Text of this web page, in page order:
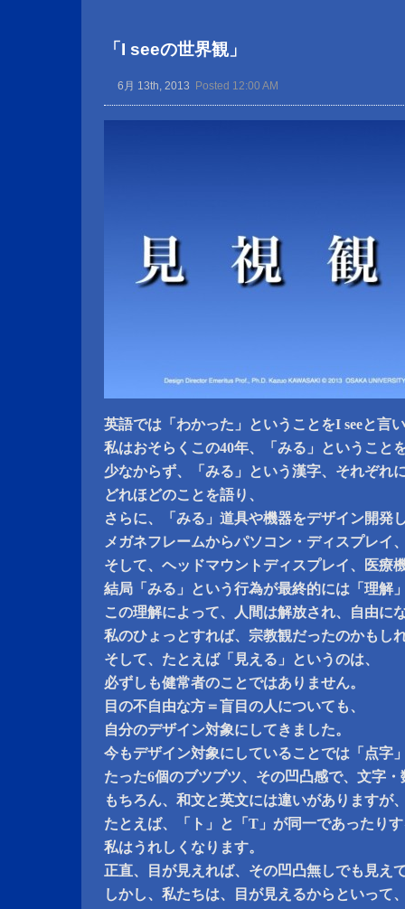
「I seeの世界観」
6月 13th, 2013 Posted 12:00 AM
英語では「わかった」ということをI seeと言
私はおそらくこの40年、「みる」ということ
少なからず、「みる」という漢字、それぞれ
どれほどのことを語り、
さらに、「みる」道具や機器をデザイン開発
メガネフレームからパソコン・ディスプレイ
そして、ヘッドマウントディスプレイ、医療
結局「みる」という行為が最終的には「理解
この理解によって、人間は解放され、自由に
私のひょっとすれば、宗教観だったのかもし
そして、たとえば「見える」というのは、
必ずしも健常者のことではありません。
目の不自由な方＝盲目の人についても、
自分のデザイン対象にしてきました。
今もデザイン対象にしていることでは「点字
たった6個のブツブツ、その凹凸感で、文字
もちろん、和文と英文には違いがありますが
たとえば、「ト」と「T」が同一であったり
私はうれしくなります。
正直、目が見えれば、その凹凸無しでも見え
しかし、私たちは、目が見えるからといって